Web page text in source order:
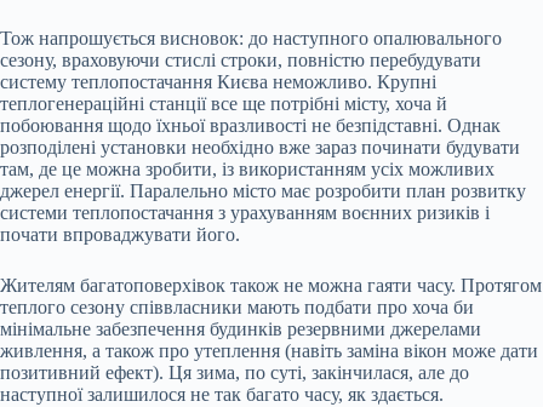
Тож напрошується висновок: до наступного опалювального
сезону, враховуючи стислі строки, повністю перебудувати
систему теплопостачання Києва неможливо. Крупні
теплогенераційні станції все ще потрібні місту, хоча й
побоювання щодо їхньої вразливості не безпідставні. Однак
розподілені установки необхідно вже зараз починати будувати
там, де це можна зробити, із використанням усіх можливих
джерел енергії. Паралельно місто має розробити план розвитку
системи теплопостачання з урахуванням воєнних ризиків і
почати впроваджувати його.
Жителям багатоповерхівок також не можна гаяти часу. Протягом
теплого сезону співвласники мають подбати про хоча би
мінімальне забезпечення будинків резервними джерелами
живлення, а також про утеплення (навіть заміна вікон може дати
позитивний ефект). Ця зима, по суті, закінчилася, але до
наступної залишилося не так багато часу, як здається.